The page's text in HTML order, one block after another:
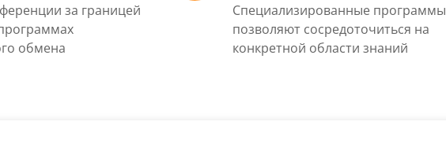
за границей
обмена
Специализированные программы
позволяют сосредоточиться на
конкретной области знаний